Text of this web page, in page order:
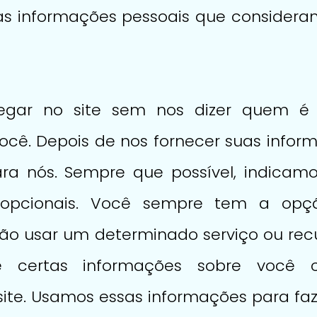
informações pessoais que
no site sem nos dizer quem é
Depois de nos fornecer suas
nós. Sempre que possível,
Você sempre tem a
usar um determinado serviço ou
certas informações sobre
Usamos essas informações para